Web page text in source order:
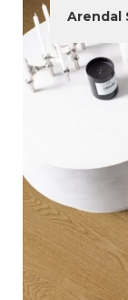
Arendal